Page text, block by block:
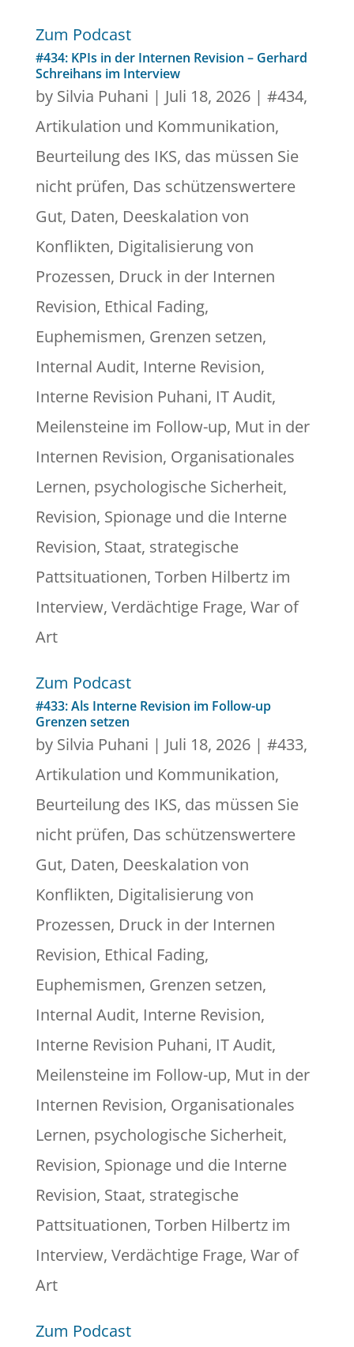
Zum Podcast
#434: KPIs in der Internen Revision – Gerhard
Schreihans im Interview
by Silvia Puhani | Juli 18, 2026| #434,
Artikulation und Kommunikation,
Beurteilung des IKS, das müssen Sie
nicht prüfen, Das schützenswertere
Gut, Daten, Deeskalation von
Konflikten, Digitalisierung von
Prozessen, Druck in der Internen
Revision, Ethical Fading,
Euphemismen, Grenzen setzen,
Internal Audit, Interne Revision,
Interne Revision Puhani, IT Audit,
Meilensteine im Follow-up, Mut in der
Internen Revision, Organisationales
Lernen, psychologische Sicherheit,
Revision, Spionage und die Interne
Revision, Staat, strategische
Pattsituationen, Torben Hilbertz im
Interview, Verdächtige Frage, War of
Art
Zum Podcast
#433: Als Interne Revision im Follow-up
Grenzen setzen
by Silvia Puhani | Juli 18, 2026| #433,
Artikulation und Kommunikation,
Beurteilung des IKS, das müssen Sie
nicht prüfen, Das schützenswertere
Gut, Daten, Deeskalation von
Konflikten, Digitalisierung von
Prozessen, Druck in der Internen
Revision, Ethical Fading,
Euphemismen, Grenzen setzen,
Internal Audit, Interne Revision,
Interne Revision Puhani, IT Audit,
Meilensteine im Follow-up, Mut in der
Internen Revision, Organisationales
Lernen, psychologische Sicherheit,
Revision, Spionage und die Interne
Revision, Staat, strategische
Pattsituationen, Torben Hilbertz im
Interview, Verdächtige Frage, War of
Art
Zum Podcast